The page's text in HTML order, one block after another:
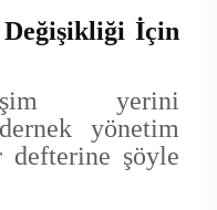
İçin
yerini
yönetim
defterine şöyle